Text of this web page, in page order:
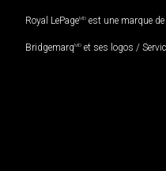
Royal LePageMD est une marque
BridgemarqMD et ses logos /